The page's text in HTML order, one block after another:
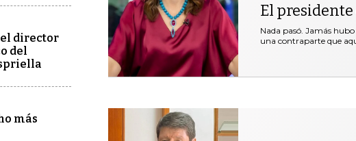
el director
del
más
El
Nada pasó. Jamás
una contraparte que